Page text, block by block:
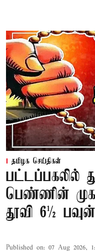
தமிழக செய்திகள்
பட்டப்பகலில்
பெண்ணின்
தூவி 6½
Published on: 07 Aug 2026,